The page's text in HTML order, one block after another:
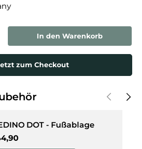
erhöhenIn den Warenkorb
zum Checkout
Vorherige
DOT - Fußablage
Preis